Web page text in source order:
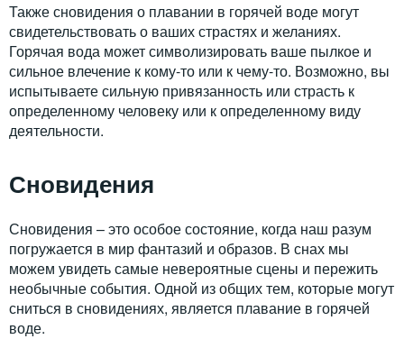
Также сновидения о плавании в горячей воде могут
свидетельствовать о ваших страстях и желаниях.
Горячая вода может символизировать ваше пылкое и
сильное влечение к кому-то или к чему-то. Возможно, вы
испытываете сильную привязанность или страсть к
определенному человеку или к определенному виду
деятельности.
Сновидения
Сновидения – это особое состояние, когда наш разум
погружается в мир фантазий и образов. В снах мы
можем увидеть самые невероятные сцены и пережить
необычные события. Одной из общих тем, которые могут
сниться в сновидениях, является плавание в горячей
воде.